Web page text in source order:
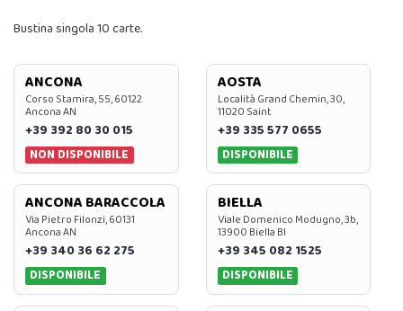
Bustina singola 10 carte.
ANCONA
Corso Stamira, 55, 60122
Ancona AN
+39 392 80 30 015
NON DISPONIBILE
AOSTA
Località Grand Chemin, 30,
11020 Saint
+39 335 577 0655
DISPONIBILE
ANCONA BARACCOLA
Via Pietro Filonzi, 60131
Ancona AN
+39 340 36 62 275
DISPONIBILE
BIELLA
Viale Domenico Modugno, 3b,
13900 Biella BI
+39 345 082 1525
DISPONIBILE